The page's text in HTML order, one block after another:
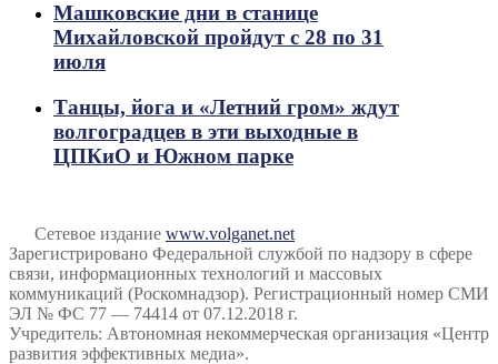
Машковские дни в станице
Михайловской пройдут с 28 по 31
июля
Танцы, йога и «Летний гром» ждут
волгоградцев в эти выходные в
ЦПКиО и Южном парке
Сетевое издание www.volganet.net
Зарегистрировано Федеральной службой по надзору в сфере
связи, информационных технологий и массовых
коммуникаций (Роскомнадзор). Регистрационный номер СМИ
ЭЛ № ФС 77 — 74414 от 07.12.2018 г.
Учредитель: Автономная некоммерческая организация «Центр
развития эффективных медиа».